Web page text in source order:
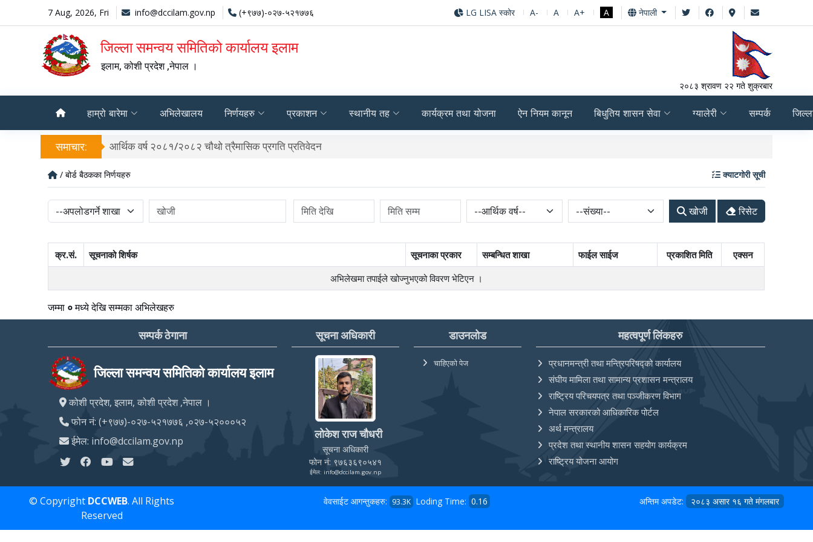
7 Aug, 2026, Fri info@dccilam.gov.np (+९७७)-०२७-५२१७७६ LG LISA स्कोर A- A A+ A नेपाली
जिल्ला समन्वय समितिको कार्यालय इलाम
इलाम, कोशी प्रदेश ,नेपाल ।
२०८३ श्रावण २२ गते शुक्रबार
हाम्रो बारेमा अभिलेखालय निर्णयहरु प्रकाशन स्थानीय तह कार्यक्रम तथा योजना ऐन नियम कानून बिधुतिय शासन सेवा ग्यालेरी सम्पर्क
समाचार: आर्थिक वर्ष २०८१/२०८२ चौथो त्रैमासिक प्रगति प्रतिवेदन
/ बोर्ड बैठकका निर्णयहरु क्याटगोरी सूची
खोजी रिसेट
क्र.सं. सूचनाको शिर्षक सूचनाका प्रकार सम्बन्धित शाखा फाईल साईज प्रकाशित मिति
एक्सन
अभिलेखमा तपाईले खोज्‍नुभएको विवरण भेटिएन ।
जम्मा ०मध्येदेखिसम्मका अभिलेखहरु
सम्पर्क ठेगाना
जिल्ला समन्वय समितिको कार्यालय इलाम
कोशी प्रदेश, इलाम, कोशी प्रदेश ,नेपाल ।
फोन नं: (+९७७)-०२७-५२१७७६ ,०२७-५२०००५२
ईमेल: info@dccilam.gov.np
सूचना अधिकारी
लोकेश राज चौधरी
सूचना अधिकारी
फोन नं: ९७६३६९०५४१
ईमेल: info@dccilam.gov.np
डाउनलोड
चाहिएको पेज
महत्वपूर्ण लिंकहरु
प्रधानमन्त्री तथा मन्त्रिपरिषद्को कार्यालय
संघीय मामिला तथा सामान्य प्रशासन मन्त्रालय
राष्ट्रिय परिचयपत्र तथा पञ्‍जीकरण विभाग
नेपाल सरकारको आधिकारिक पोर्टल
अर्थ मन्त्रालय
प्रदेश तथा स्थानीय शासन सहयोग कार्यक्रम
राष्ट्रिय योजना आयोग
© Copyright DCCWEB. All Rights
Reserved
वेवसाईट आगन्तुकहरु: 93.3K Loding Time: 0.16 अन्तिम अपडेट: २०८३ असार १६ गते मंगलबार